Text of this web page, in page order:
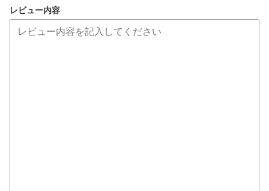
レビュー内容